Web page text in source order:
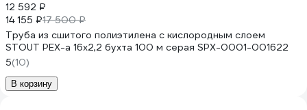
12 592 ₽
14 155 ₽17 500 ₽
Труба из сшитого полиэтилена с кислородным слоем
STOUT PEX-a 16х2,2 бухта 100 м серая SPX-0001-001622
5(10)
В корзину